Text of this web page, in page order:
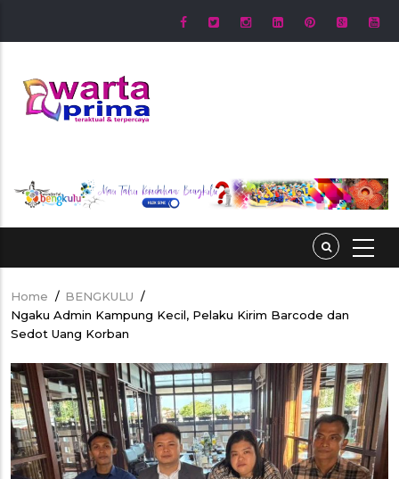
Breadcrumb
Home / BENGKULU /
Ngaku Admin Kampung Kecil, Pelaku Kirim Barcode dan
Sedot Uang Korban